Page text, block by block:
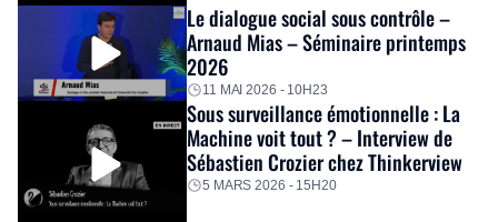
Le dialogue social sous contrôle –
Arnaud Mias – Séminaire printemps
2026
11 MAI 2026 - 10H23
Sous surveillance émotionnelle : La
Machine voit tout ? – Interview de
Sébastien Crozier chez Thinkerview
5 MARS 2026 - 15H20